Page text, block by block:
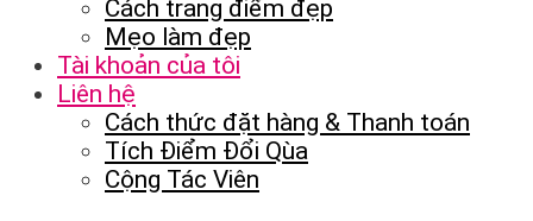
Cách trang điểm đẹp
Mẹo làm đẹp
Tài khoản của tôi
Liên hệ
Cách thức đặt hàng & Thanh toán
Tích Điểm Đổi Qùa
Cộng Tác Viên